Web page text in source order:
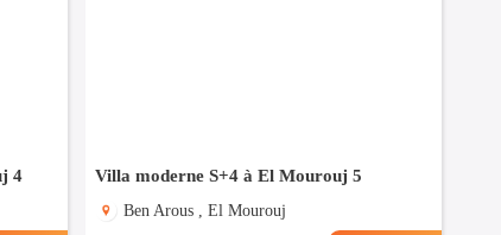
4 Villa moderne S+4 à El Mourouj 5
Ben Arous , El Mourouj